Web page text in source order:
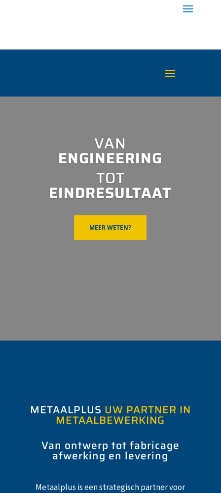
VAN
ENGINEERING
TOT
EINDRESULTAAT
MEER WETEN?
METAALPLUS UW PARTNER IN
METAALBEWERKING
Van ontwerp tot fabricage
afwerking en levering
Metaalplus is een strategisch partner voor